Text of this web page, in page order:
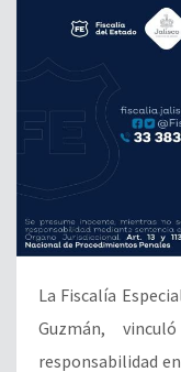
La Fiscalía
Guzmán,
responsabilidad en